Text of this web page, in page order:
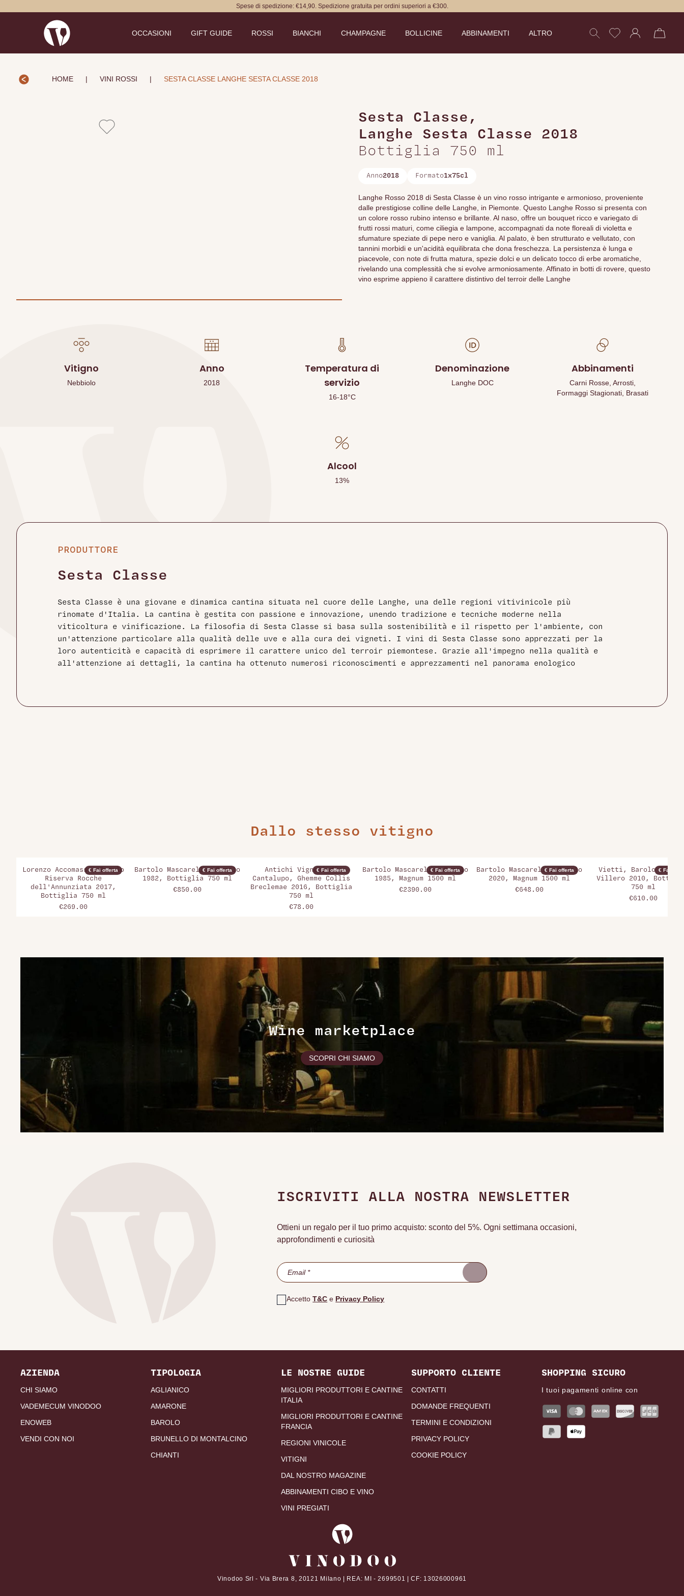
Spese di spedizione: €14,90. Spedizione gratuita per ordini superiori a €300.
OCCASIONI GIFT GUIDE ROSSI BIANCHI CHAMPAGNE BOLLICINE ABBINAMENTI ALTRO
HOME | VINI ROSSI | SESTA CLASSE LANGHE SESTA CLASSE 2018
Sesta Classe ,
Langhe Sesta Classe 2018
Bottiglia 750 ml
Anno2018 Formato1x75cl
Langhe Rosso 2018 di Sesta Classe è un vino rosso intrigante e armonioso, proveniente
dalle prestigiose colline delle Langhe, in Piemonte. Questo Langhe Rosso si presenta con
un colore rosso rubino intenso e brillante. Al naso, offre un bouquet ricco e variegato di
frutti rossi maturi, come ciliegia e lampone, accompagnati da note floreali di violetta e
sfumature speziate di pepe nero e vaniglia. Al palato, è ben strutturato e vellutato, con
tannini morbidi e un'acidità equilibrata che dona freschezza. La persistenza è lunga e
piacevole, con note di frutta matura, spezie dolci e un delicato tocco di erbe aromatiche,
rivelando una complessità che si evolve armoniosamente. Affinato in botti di rovere, questo
vino esprime appieno il carattere distintivo del terroir delle Langhe
Vitigno
Nebbiolo
Anno
2018
Temperatura di
servizio
16-18°C
Denominazione
Langhe DOC
Abbinamenti
Carni Rosse, Arrosti,
Formaggi Stagionati, Brasati
Alcool
13%
PRODUTTORE
Sesta Classe
Sesta Classe è una giovane e dinamica cantina situata nel cuore delle Langhe, una delle regioni vitivinicole più
rinomate d'Italia. La cantina è gestita con passione e innovazione, unendo tradizione e tecniche moderne nella
viticoltura e vinificazione. La filosofia di Sesta Classe si basa sulla sostenibilità e il rispetto per l'ambiente, con
un'attenzione particolare alla qualità delle uve e alla cura dei vigneti. I vini di Sesta Classe sono apprezzati per la
loro autenticità e capacità di esprimere il carattere unico del terroir piemontese. Grazie all'impegno nella qualità e
all'attenzione ai dettagli, la cantina ha ottenuto numerosi riconoscimenti e apprezzamenti nel panorama enologico
Dallo stesso vitigno
€ Fai offerta
Lorenzo Accomasso, Barolo
Riserva Rocche
dell'Annunziata 2017,
Bottiglia 750 ml
€269.00
€ Fai offerta
Bartolo Mascarello, Barolo
1982, Bottiglia 750 ml
€850.00
€ Fai offerta
Antichi Vigneti di
Cantalupo, Ghemme Collis
Breclemae 2016, Bottiglia
750 ml
€78.00
€ Fai offerta
Bartolo Mascarello, Barolo
1985, Magnum 1500 ml
€2390.00
€ Fai offerta
Bartolo Mascarello, Barolo
2020, Magnum 1500 ml
€648.00
€ Fai
Vietti, Barolo
Villero 2010,
750 ml
€610.00
Wine marketplace
SCOPRI CHI SIAMO
ISCRIVITI ALLA NOSTRA NEWSLETTER
Ottieni un regalo per il tuo primo acquisto: sconto del 5%. Ogni settimana occasioni,
approfondimenti e curiosità
AccettoT&C e Privacy Policy
AZIENDA
CHI SIAMO
VADEMECUM VINODOO
ENOWEB
VENDI CON NOI
TIPOLOGIA
AGLIANICO
AMARONE
BAROLO
BRUNELLO DI MONTALCINO
CHIANTI
LE NOSTRE GUIDE
MIGLIORI PRODUTTORI E CANTINE
ITALIA
MIGLIORI PRODUTTORI E CANTINE
FRANCIA
REGIONI VINICOLE
VITIGNI
DAL NOSTRO MAGAZINE
ABBINAMENTI CIBO E VINO
VINI PREGIATI
SUPPORTO CLIENTE
CONTATTI
DOMANDE FREQUENTI
TERMINI E CONDIZIONI
PRIVACY POLICY
COOKIE POLICY
SHOPPING SICURO
I tuoi pagamenti online con
Vinodoo Srl - Via Brera 8, 20121 Milano | REA: MI - 2699501 | CF: 13026000961